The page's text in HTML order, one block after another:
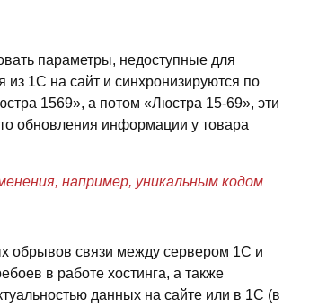
параметры, недоступные для
1С на сайт и синхронизируются по
1569», а потом «Люстра 15-69», эти
обновления информации у товара
например, уникальным кодом
обрывов связи между сервером 1С и
в работе хостинга, а также
данных на сайте или в 1С (в